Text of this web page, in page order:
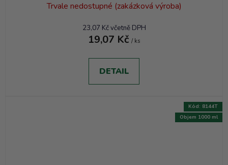
Trvale nedostupné (zakázková výroba)
23,07 Kč včetně DPH
19,07 Kč / ks
DETAIL
Objem 1000 ml
Kód: 8144T